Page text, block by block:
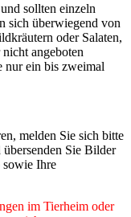
sollten einzeln
sich überwiegend von
oder Salaten,
angeboten
nur ein bis zweimal
melden Sie sich bitte
Sie Bilder
sowie Ihre
im Tierheim oder